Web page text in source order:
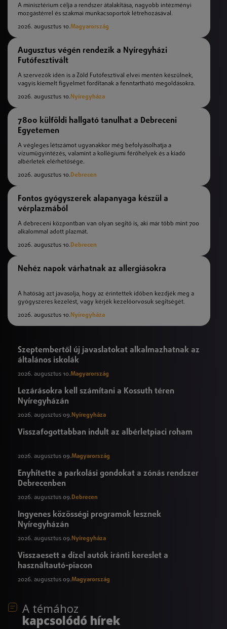
A minisztérium célja a rendszer átalakítása, nagyobb intézményi
mozgástérrel és szakmai munkacsoportok létrehozásával.
2026. augusztus 10.Magyarország
Augusztus végén rendezik a Nyíregyházi
Futófesztivált
A szervezők idén is a Zöld Futófesztivál elvei mentén készülnek,
vagyis kiemelt figyelmet fordítanak a fenntartható megoldásokra.
2026. augusztus 10. Nyíregyháza
7800 külföldi hallgató tanulhat a Debreceni
Egyetemen
A végleges létszámot ugyanakkor még befolyásolhatja a
vízumügyintézés, valamint a kollégiumi férőhelyek és a kiadó
albérletek elérhetősége.
2026. augusztus 10.Debrecen
Fontos gyógyszerek alapanyaga készül a
vérplazmából
A debreceni központban van olyan segítő is, aki már több mint 700
alkalommal adott plazmát.
2026. augusztus 10.Debrecen
Nehéz napok várhatnak az allergiásokra
A hatóság azt javasolja, hogy az érintettek időben kezdjék meg a
gyógyszeres kezelést, vagy kérjék kezelőorvosuk segítségét.
2026. augusztus 10. Nyíregyháza
Szeptembertől új javaslatokat alkalmazhatnak az
általános iskolák
2026. augusztus 10.Magyarország
Lezárásokra kell számítani a Kossuth téren
Nyíregyházán
2026. augusztus 09. Nyíregyháza
Visszafogottabban indult az albérletpiaci roham
2026. augusztus 09.Magyarország
Enyhítette a parkolási gondokat a zónás rendszer
Debrecenben
2026. augusztus 09.Debrecen
Ingyenes közösségi programok lesznek
Nyíregyházán
2026. augusztus 09. Nyíregyháza
Visszaesett a dízel autók iránti kereslet a
használtautó-piacon
2026. augusztus 09.Magyarország
A témához
kapcsolódó hírek